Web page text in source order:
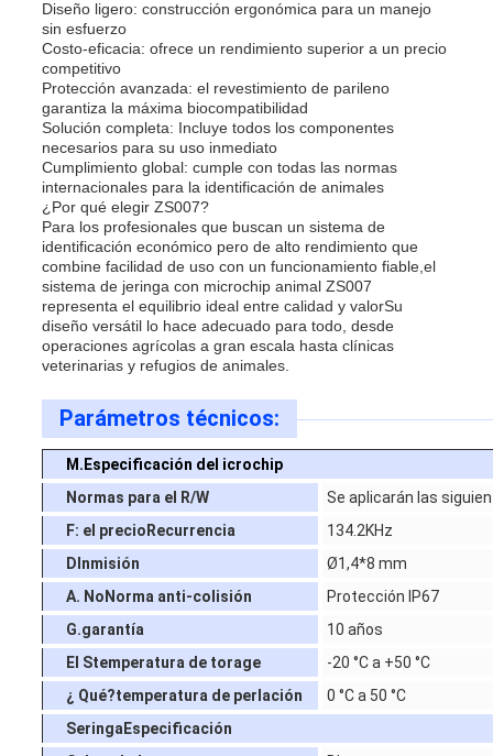
Diseño ligero: construcción ergonómica para un manejo
sin esfuerzo
Costo-eficacia: ofrece un rendimiento superior a un precio
competitivo
Protección avanzada: el revestimiento de parileno
garantiza la máxima biocompatibilidad
Solución completa: Incluye todos los componentes
necesarios para su uso inmediato
Cumplimiento global: cumple con todas las normas
internacionales para la identificación de animales
¿Por qué elegir ZS007?
Para los profesionales que buscan un sistema de
identificación económico pero de alto rendimiento que
combine facilidad de uso con un funcionamiento fiable,el
sistema de jeringa con microchip animal ZS007
representa el equilibrio ideal entre calidad y valorSu
diseño versátil lo hace adecuado para todo, desde
operaciones agrícolas a gran escala hasta clínicas
veterinarias y refugios de animales.
Parámetros técnicos:
M. Especificación del icrochip
Normas para el R/W
Se aplicarán las
F: el precio Recurrencia
134.2KHz
D Inmisión
Ø1,4*8 mm
A. No Norma anti-colisión
Protección IP67
G.garantía
10 años
El Stemperatura de torage
-20 °C a +50 °C
¿ Qué?temperatura de perlación
0 °C a 50 °C
SeringaEspecificación